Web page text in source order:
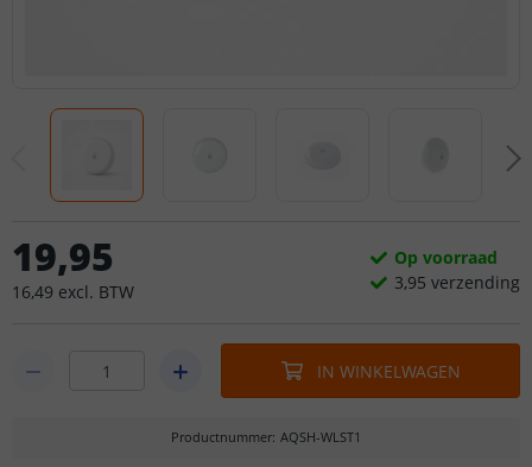
19,95
16,49 excl. BTW
Op voorraad
3,95 verzending
IN WINKELWAGEN
Productnummer: AQSH-WLST1